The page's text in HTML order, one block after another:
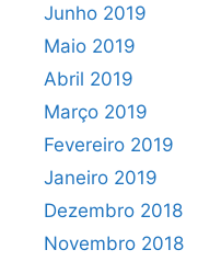
Junho 2019
Maio 2019
Abril 2019
Março 2019
Fevereiro 2019
Janeiro 2019
Dezembro 2018
Novembro 2018